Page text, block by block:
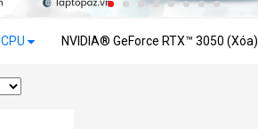
CPU NVIDIA® GeForce RTX™ 3050 (Xóa)